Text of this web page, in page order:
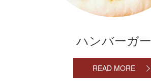
ハンバーガー
READ MORE